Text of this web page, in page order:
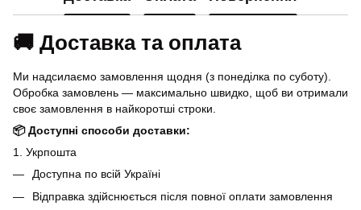
🚚 Доставка та оплата
Ми надсилаємо замовлення щодня (з понеділка по суботу).
Обробка замовлень — максимально швидко, щоб ви отримали
своє замовлення в найкоротші строки.
📦 Доступні способи доставки:
1. Укрпошта
Доступна по всій Україні
Відправка здійснюється після повної оплати замовлення